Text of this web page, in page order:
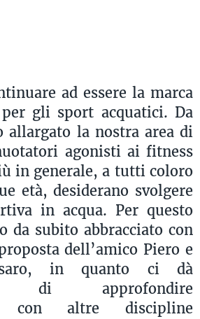
ad essere la marca
gli sport acquatici. Da
allargato la nostra area di
agonisti ai fitness
in generale, a tutti coloro
età, desiderano svolgere
in acqua. Per questo
da subito abbracciato con
dell’amico Piero e
in quanto ci dà
di approfondire
con altre discipline